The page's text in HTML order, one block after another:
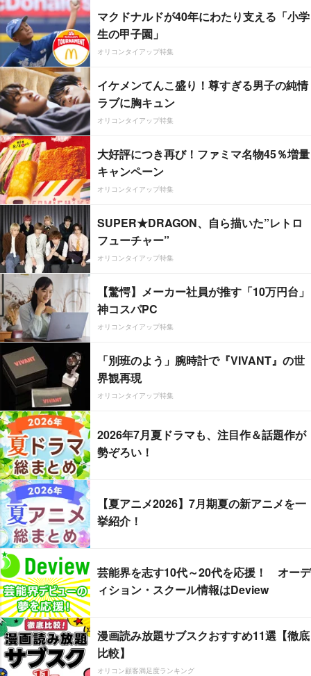
マクドナルドが40年にわたり支える「小学
生の甲子園」
オリコンタイアップ特集
イケメンてんこ盛り！尊すぎる男子の純情
ラブに胸キュン
オリコンタイアップ特集
大好評につき再び！ファミマ名物45％増量
キャンペーン
オリコンタイアップ特集
SUPER★DRAGON、自ら描いた”レトロ
フューチャー”
オリコンタイアップ特集
【驚愕】メーカー社員が推す「10万円台」
神コスパPC
オリコンタイアップ特集
「別班のよう」腕時計で『VIVANT』の世
界観再現
オリコンタイアップ特集
2026年7月夏ドラマも、注目作＆話題作が
勢ぞろい！
【夏アニメ2026】7月期夏の新アニメを一
挙紹介！
芸能界を志す10代～20代を応援！ オーデ
ィション・スクール情報はDeview
漫画読み放題サブスクおすすめ11選【徹底
比較】
オリコン顧客満足度ランキング